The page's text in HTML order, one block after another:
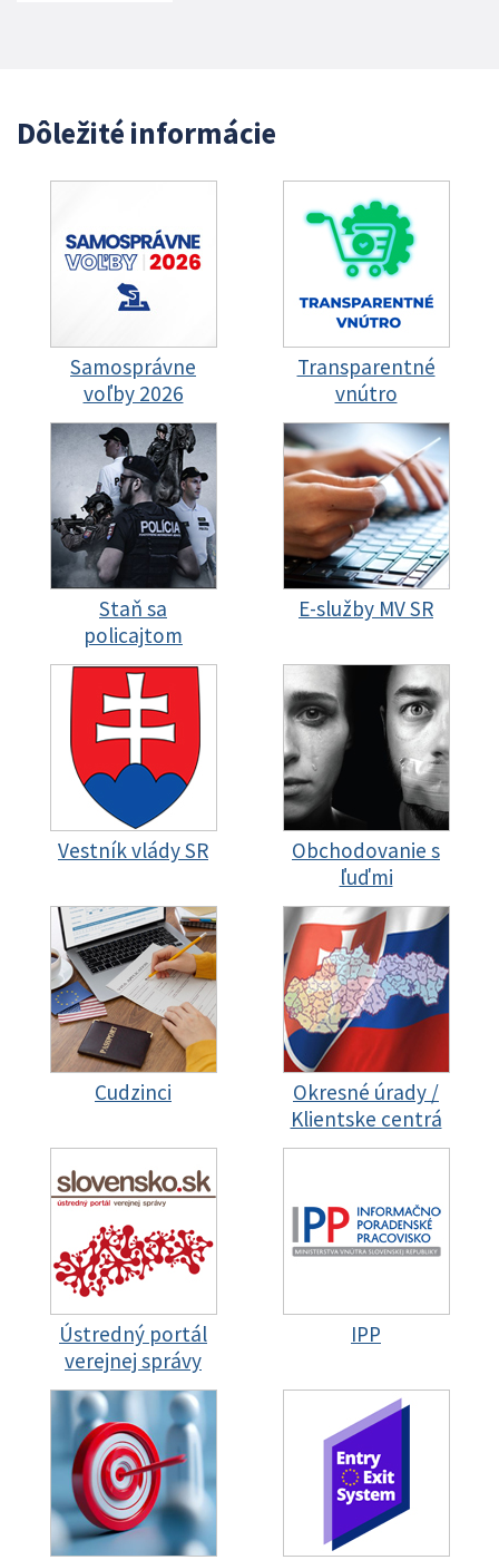
Dôležité informácie
Samosprávne
voľby 2026
Transparentné
vnútro
Staň sa
policajtom
E-služby MV SR
Vestník vlády SR
Obchodovanie s
ľuďmi
Cudzinci
Okresné úrady /
Klientske centrá
Ústredný portál
verejnej správy
IPP